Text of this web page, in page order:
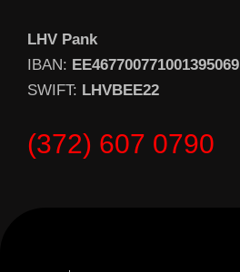
LHV Pank
IBAN: EE467700771001395069
SWIFT: LHVBEE22
(372) 607 0790